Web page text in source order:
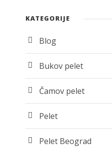
KATEGORIJE
Blog
Bukov pelet
Čamov pelet
Pelet
Pelet Beograd